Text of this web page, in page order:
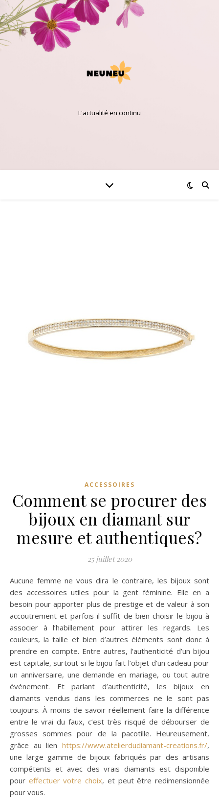
L'actualité en continu
ACCESSOIRES
Comment se procurer des
bijoux en diamant sur
mesure et authentiques?
25 juillet 2020
Aucune femme ne vous dira le contraire, les bijoux sont
des accessoires utiles pour la gent féminine. Elle en a
besoin pour apporter plus de prestige et de valeur à son
accoutrement et parfois il suffit de bien choisir le bijou à
associer à l’habillement pour attirer les regards. Les
couleurs, la taille et bien d’autres éléments sont donc à
prendre en compte. Entre autres, l’authenticité d’un bijou
est capitale, surtout si le bijou fait l’objet d’un cadeau pour
un anniversaire, une demande en mariage, ou tout autre
événement. Et parlant d’authenticité, les bijoux en
diamants vendus dans les commerces ne le sont pas
toujours. À moins de savoir réellement faire la différence
entre le vrai du faux, c’est très risqué de débourser de
grosses sommes pour de la pacotille. Heureusement,
grâce au lien https://www.atelierdudiamant-creations.fr/,
une large gamme de bijoux fabriqués par des artisans
compétents et avec des vrais diamants est disponible
pour effectuer votre choix, et peut être redimensionnée
pour vous.